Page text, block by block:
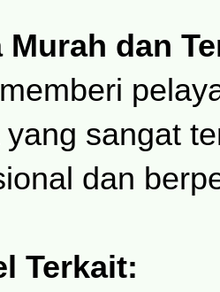
Murah dan
yang sangat
dan
Terkait: